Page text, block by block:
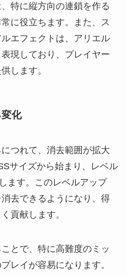
特に縦方向の連鎖を作る
に役立ちます。また、ス
エフェクトは、アリエル
現しており、プレイヤー
します。
化
つれて、消去範囲が拡大
サイズから始まり、レベル
ます。このレベルアップ
去できるようになり、得
貢献します。
とで、特に高難度のミッ
レイが容易になります。